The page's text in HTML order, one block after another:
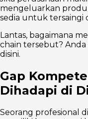
mengeluarkan
sedia untuk tersaingi
Lantas, bagaimana
chain tersebut?
disini.
Gap
Dihadapi di
Seorang profesional